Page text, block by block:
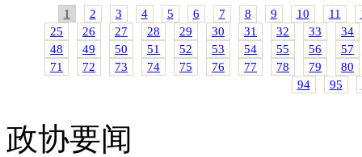
1 2 3 4 5 6 7 8 9 10 11
25
26 27 28 29 30 31 32 33
34
48
49 50 51 52 53 54 55 56
57
71
72 73 74 75 76 77 78 79
80
94
95
政协要闻